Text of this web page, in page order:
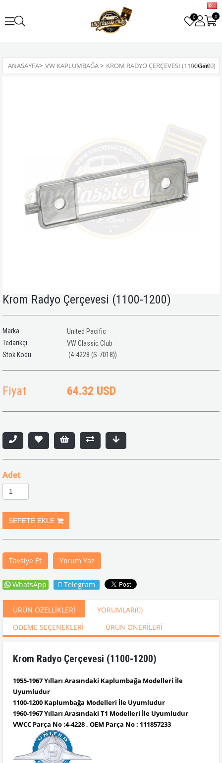
0 0
ANASAYFA> VW KAPLUMBAĞA> KROM RADYO ÇERÇEVESI (1100-1200)
Krom Radyo Çerçevesi (1100-1200)
Marka
United Pacific
Tedarikçi
VW Classic Club
(4-4228 (S-7018))
Fiyat 64.32 USD
Adet
Tavsiye Et Yorum Yaz
WhatsApp Telegram
ÜRÜN ÖZELLIKLERI YORUMLAR(0)
ÖDEME SEÇENEKLERI
ÜRÜN ÖNERILERI
Krom Radyo Çerçevesi (1100-1200)
1955-1967 Yılları Arasındaki Kaplumbağa Modelleri İle
Uyumludur
1100-1200 Kaplumbağa Modelleri İle Uyumludur
1960-1967 Yılları Arasındaki T1 Modelleri İle Uyumludur
VWCC Parça No :4-4228 , OEM Parça No : 111857233